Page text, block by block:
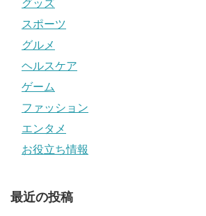
グッズ
スポーツ
グルメ
ヘルスケア
ゲーム
ファッション
エンタメ
お役立ち情報
最近の投稿